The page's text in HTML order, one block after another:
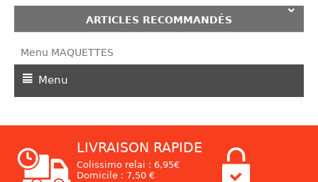
ARTICLES RECOMMANDÉS
Menu MAQUETTES
Menu
LIVRAISON RAPIDE
Colissimo relai : 6,95€
Domicile : 7,50 €